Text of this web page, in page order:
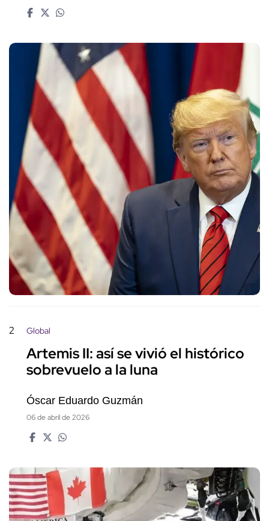
2 Global
Artemis II: así se vivió el histórico
sobrevuelo a la luna
Óscar Eduardo Guzmán
06 de abril de 2026